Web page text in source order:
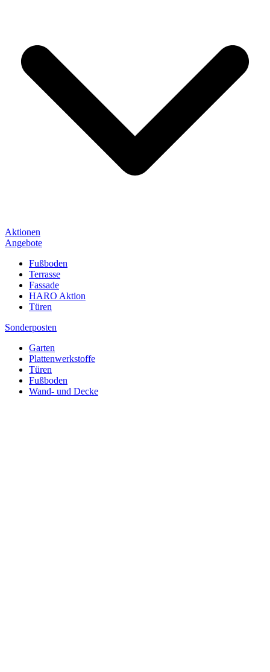
Aktionen
Angebote
Fußboden
Terrasse
Fassade
HARO Aktion
Türen
Sonderposten
Garten
Plattenwerkstoffe
Türen
Fußboden
Wand- und Decke